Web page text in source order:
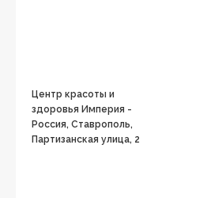
Центр красоты и
здоровья Империя -
Россия, Ставрополь,
Партизанская улица, 2